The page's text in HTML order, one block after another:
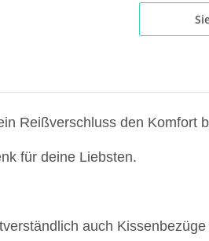
Reißverschluss den Komfort
für deine Liebsten.
auch Kissenbezüge